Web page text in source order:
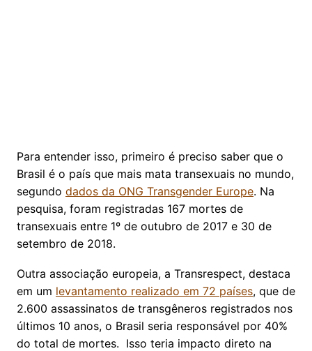
Para entender isso, primeiro é preciso saber que o
Brasil é o país que mais mata transexuais no mundo,
segundo dados da ONG Transgender Europe. Na
pesquisa, foram registradas 167 mortes de
transexuais entre 1º de outubro de 2017 e 30 de
setembro de 2018.
Outra associação europeia, a Transrespect, destaca
em um levantamento realizado em 72 países, que de
2.600 assassinatos de transgêneros registrados nos
últimos 10 anos, o Brasil seria responsável por 40%
do total de mortes. Isso teria impacto direto na